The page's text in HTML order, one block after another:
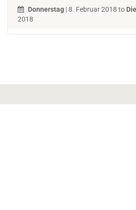
Donnerstag | 8. Februar 2018 to
2018